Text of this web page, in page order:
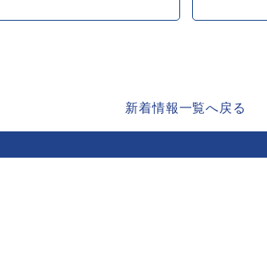
新着情報一覧へ戻る